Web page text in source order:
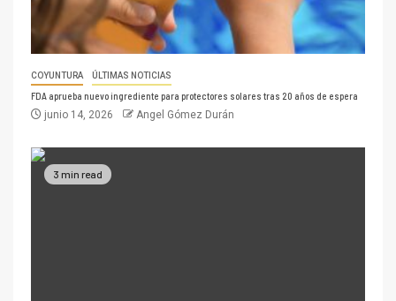
COYUNTURA ÚLTIMAS NOTICIAS
FDA aprueba nuevo ingrediente para protectores solares tras 20 años de espera
junio 14, 2026 Angel Gómez Durán
3 min read